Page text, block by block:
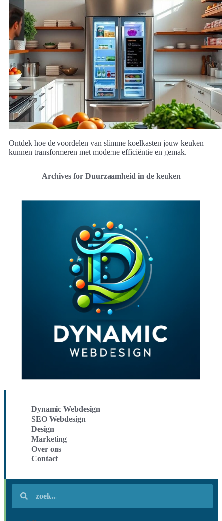
Ontdek hoe de voordelen van slimme koelkasten jouw keuken
kunnen transformeren met moderne efficiëntie en gemak.
Archives for Duurzaamheid in de keuken
Dynamic Webdesign
SEO Webdesign
Design
Marketing
Over ons
Contact